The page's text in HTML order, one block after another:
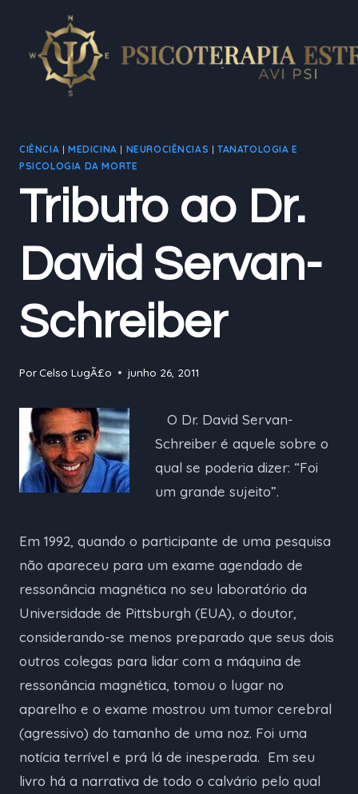
Conteúdo
CIÊNCIA | MEDICINA | NEUROCIÊNCIAS |TANATOLOGIA E
PSICOLOGIA DA MORTE
Tributo ao Dr.
David Servan-
Schreiber
PorCelso LugÃ£o junho 26, 2011
O Dr. David Servan-
Schreiber é aquele sobre o
qual se poderia dizer: “Foi
um grande sujeito”.
Em 1992, quando o participante de uma pesquisa
não apareceu para um exame agendado de
ressonância magnética no seu laboratório da
Universidade de Pittsburgh (EUA), o doutor,
considerando-se menos preparado que seus dois
outros colegas para lidar com a máquina de
ressonância magnética, tomou o lugar no
aparelho e o exame mostrou um tumor cerebral
(agressivo) do tamanho de uma noz. Foi uma
notícia terrível e prá lá de inesperada. Em seu
livro há a narrativa de todo o calvário pelo qual